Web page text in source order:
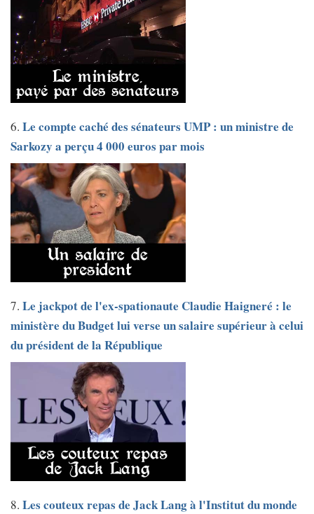
6. Le compte caché des sénateurs UMP : un ministre de
Sarkozy a perçu 4 000 euros par mois
7. Le jackpot de l'ex-spationaute Claudie Haigneré : le
ministère du Budget lui verse un salaire supérieur à celui
du président de la République
8. Les couteux repas de Jack Lang à l'Institut du monde